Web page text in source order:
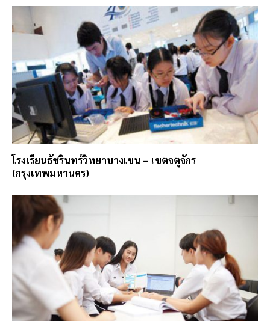
โรงเรียนธัชรินทร์วิทยาบางเขน – เขตจตุจักร
(กรุงเทพมหานคร)